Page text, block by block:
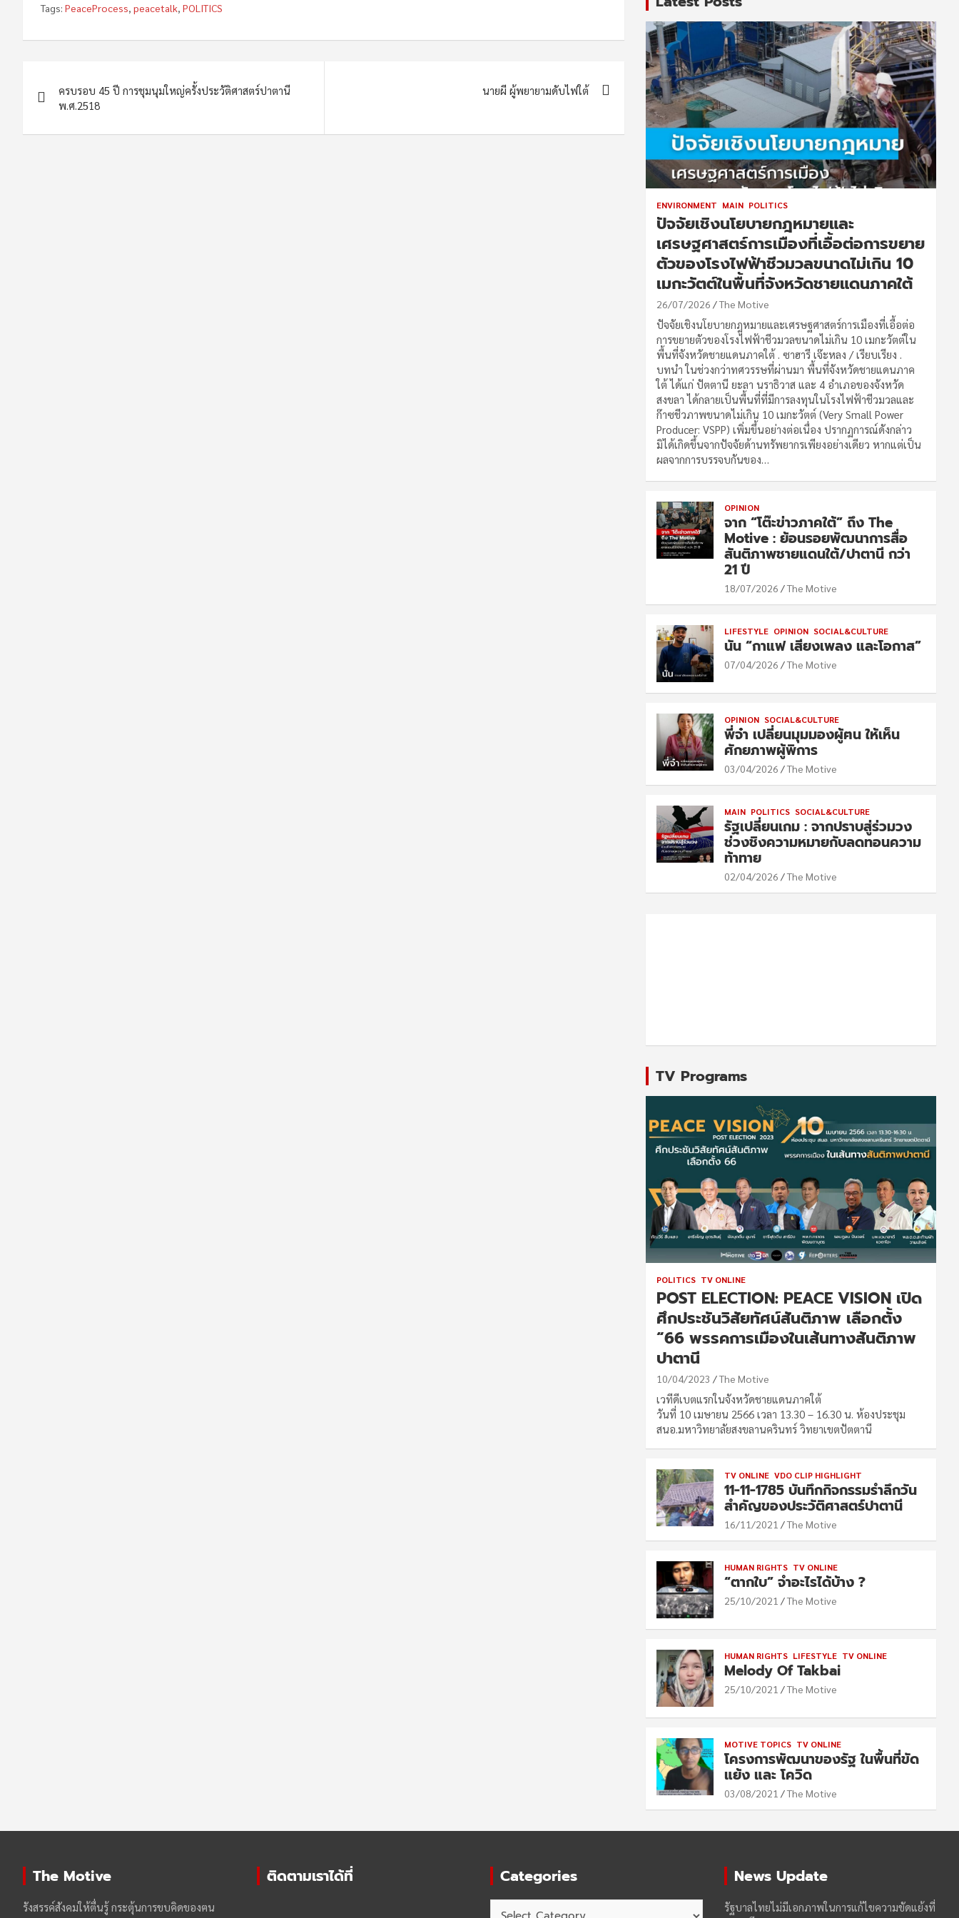
Tags: PeaceProcess, peacetalk, POLITICS
navigation
ครบรอบ 45 ปี การชุมนุมใหญ่ครั้งประวัติศาสตร์ปาตานี
พ.ศ.2518
นายผี ผู้พยายามดับไฟใต้
ENVIRONMENT MAIN POLITICS
ปัจจัยเชิงนโยบายกฎหมายและ
เศรษฐศาสตร์การเมืองที่เอื้อต่อการขยาย
ตัวของโรงไฟฟ้าชีวมวลขนาดไม่เกิน 10
เมกะวัตต์ในพื้นที่จังหวัดชายแดนภาคใต้
26/07/2026 The Motive
ปัจจัยเชิงนโยบายกฎหมายและเศรษฐศาสตร์การเมืองที่เอื้อต่อ
การขยายตัวของโรงไฟฟ้าชีวมวลขนาดไม่เกิน 10 เมกะวัตต์ใน
พื้นที่จังหวัดชายแดนภาคใต้ . ซาฮารี เจ๊ะหลง / เรียบเรียง .
บทนำ ในช่วงกว่าทศวรรษที่ผ่านมา พื้นที่จังหวัดชายแดนภาค
ใต้ ได้แก่ ปัตตานี ยะลา นราธิวาส และ 4 อำเภอของจังหวัด
สงขลา ได้กลายเป็นพื้นที่ที่มีการลงทุนในโรงไฟฟ้าชีวมวลและ
ก๊าซชีวภาพขนาดไม่เกิน 10 เมกะวัตต์ (Very Small Power
Producer: VSPP) เพิ่มขึ้นอย่างต่อเนื่อง ปรากฏการณ์ดังกล่าว
มิได้เกิดขึ้นจากปัจจัยด้านทรัพยากรเพียงอย่างเดียว หากแต่เป็น
ผลจากการบรรจบกันของ…
OPINION
จาก “โต๊ะข่าวภาคใต้” ถึง The
Motive : ย้อนรอยพัฒนาการสื่อ
สันติภาพชายแดนใต้/ปาตานี กว่า
21 ปี
18/07/2026 The Motive
LIFESTYLE OPINION SOCIAL&CULTURE
นัน “กาแฟ เสียงเพลง และโอกาส”
07/04/2026 The Motive
OPINION SOCIAL&CULTURE
พี่จ๋า เปลี่ยนมุมมองผู้ฅน ให้เห็น
ศักยภาพผู้พิการ
03/04/2026 The Motive
MAIN POLITICS SOCIAL&CULTURE
รัฐเปลี่ยนเกม : จากปราบสู่ร่วมวง
ช่วงชิงความหมายกับลดทอนความ
ท้าทาย
02/04/2026 The Motive
TV Programs
POLITICS TV ONLINE
POST ELECTION: PEACE VISION เปิด
ศึกประชันวิสัยทัศน์สันติภาพ เลือกตั้ง
“66 พรรคการเมืองในเส้นทางสันติภาพ
ปาตานี
10/04/2023 The Motive
เวทีดีเบตแรกในจังหวัดชายแดนภาคใต้
วันที่ 10 เมษายน 2566 เวลา 13.30 – 16.30 น. ห้องประชุม
สนอ.มหาวิทยาลัยสงขลานครินทร์ วิทยาเขตปัตตานี
TV ONLINE VDO CLIP HIGHLIGHT
11-11-1785 บันทึกกิจกรรมรำลึกวัน
สำคัญของประวัติศาสตร์ปาตานี
16/11/2021 The Motive
HUMAN RIGHTS TV ONLINE
“ตากใบ” จำอะไรได้บ้าง ?
25/10/2021 The Motive
HUMAN RIGHTS LIFESTYLE TV ONLINE
Melody Of Takbai
25/10/2021 The Motive
MOTIVE TOPICS TV ONLINE
โครงการพัฒนาของรัฐ ในพื้นที่ขัด
แย้ง และ โควิด
03/08/2021 The Motive
The Motive
รังสรรค์สังคมให้ตื่นรู้ กระตุ้นการขบคิดของฅน
ติดตามเราได้ที่ Categories News Update
รัฐบาลไทยไม่มีเอกภาพในการแก้ไขความขัดแย้งที่